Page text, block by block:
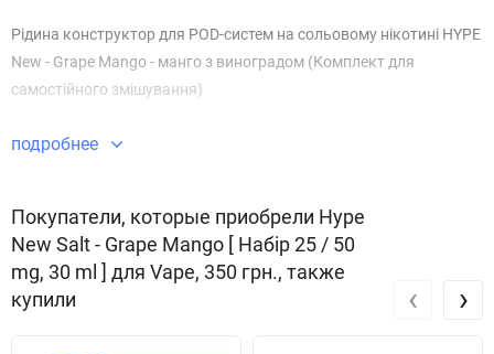
Рідина конструктор для POD-систем на сольовому нікотині HYPE
New - Grape Mango - манго з виноградом (Комплект для
самостійного змішування)
подробнее
Покупатели, которые приобрели Hype
New Salt - Grape Mango [ Набір 25 / 50
mg, 30 ml ] для Vape, 350 грн., также
купили
‹ ›